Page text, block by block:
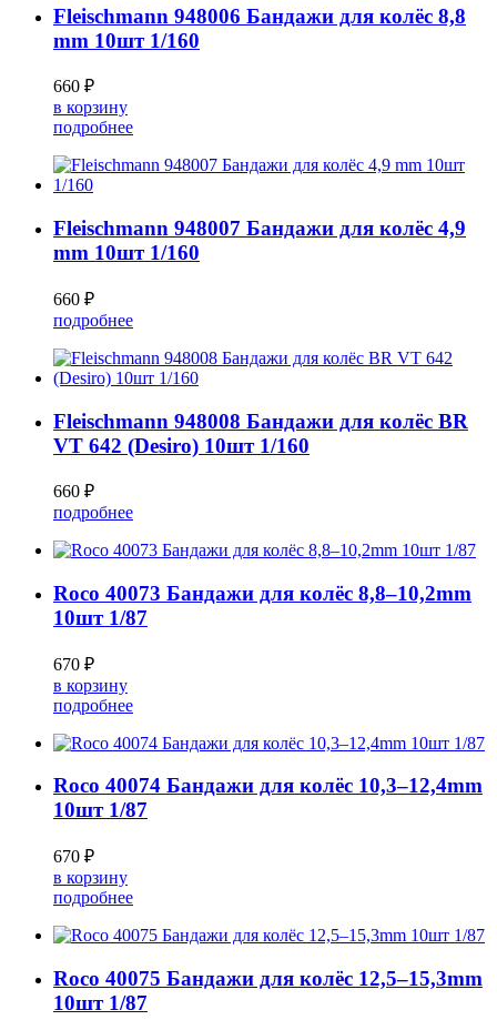
Fleischmann 948006 Бандажи для колёс 8,8
mm 10шт 1/160
660 ₽
в корзину
подробнее
Fleischmann 948007 Бандажи для колёс 4,9
mm 10шт 1/160
660 ₽
подробнее
Fleischmann 948008 Бандажи для колёс BR
VT 642 (Desiro) 10шт 1/160
660 ₽
подробнее
Roco 40073 Бандажи для колёс 8,8–10,2mm
10шт 1/87
670 ₽
в корзину
подробнее
Roco 40074 Бандажи для колёс 10,3–12,4mm
10шт 1/87
670 ₽
в корзину
подробнее
Roco 40075 Бандажи для колёс 12,5–15,3mm
10шт 1/87